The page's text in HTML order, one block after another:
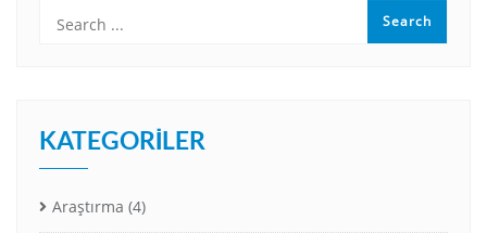
KATEGORILER
Araştırma (4)